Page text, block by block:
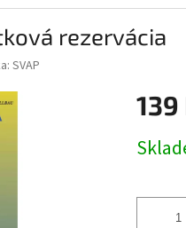
rezervácia
SVAP
139
cena: